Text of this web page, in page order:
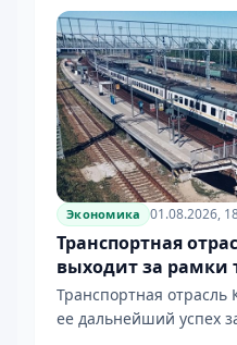
Экономика 01.08.2026,
Транспортная
выходит за рамки
Транспортная отрасль
ее дальнейший успех